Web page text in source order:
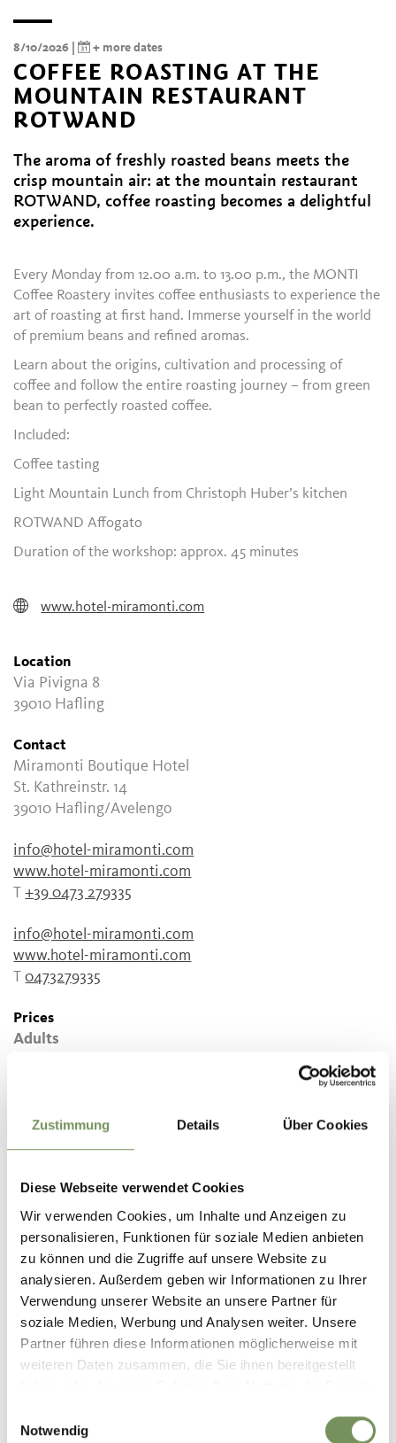
Zustimmung Details Über Cookies
Diese Webseite verwendet Cookies
Wir verwenden Cookies, um Inhalte und Anzeigen zu
personalisieren, Funktionen für soziale Medien anbieten
zu können und die Zugriffe auf unsere Website zu
analysieren. Außerdem geben wir Informationen zu Ihrer
Verwendung unserer Website an unsere Partner für
soziale Medien, Werbung und Analysen weiter. Unsere
Partner führen diese Informationen möglicherweise mit
weiteren Daten zusammen, die Sie ihnen bereitgestellt
Notwendig
8/10/2026 | + more dates
COFFEE ROASTING AT THE
MOUNTAIN RESTAURANT
ROTWAND
The aroma of freshly roasted beans meets the
crisp mountain air: at the mountain restaurant
ROTWAND, coffee roasting becomes a delightful
experience.
Every Monday from 12.00 a.m. to 13.00 p.m., the MONTI
Coffee Roastery invites coffee enthusiasts to experience the
art of roasting at first hand. Immerse yourself in the world
of premium beans and refined aromas.
Learn about the origins, cultivation and processing of
coffee and follow the entire roasting journey – from green
bean to perfectly roasted coffee.
Included:
Coffee tasting
Light Mountain Lunch from Christoph Huber’s kitchen
ROTWAND Affogato
Duration of the workshop: approx. 45 minutes
www.hotel-miramonti.com
Location
Via Pivigna 8
39010 Hafling
Contact
Miramonti Boutique Hotel
St. Kathreinstr. 14
39010 Hafling/Avelengo
info@hotel-miramonti.com
www.hotel-miramonti.com
T+39 0473 279335
info@hotel-miramonti.com
www.hotel-miramonti.com
T0473279335
Prices
Adults
Yes
Miramonti Boutique Hotel